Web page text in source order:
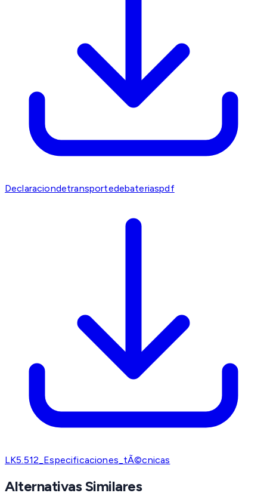
Declaraciondetransportedebateriaspdf
LK5.512_Especificaciones_tÃ©cnicas
Alternativas Similares